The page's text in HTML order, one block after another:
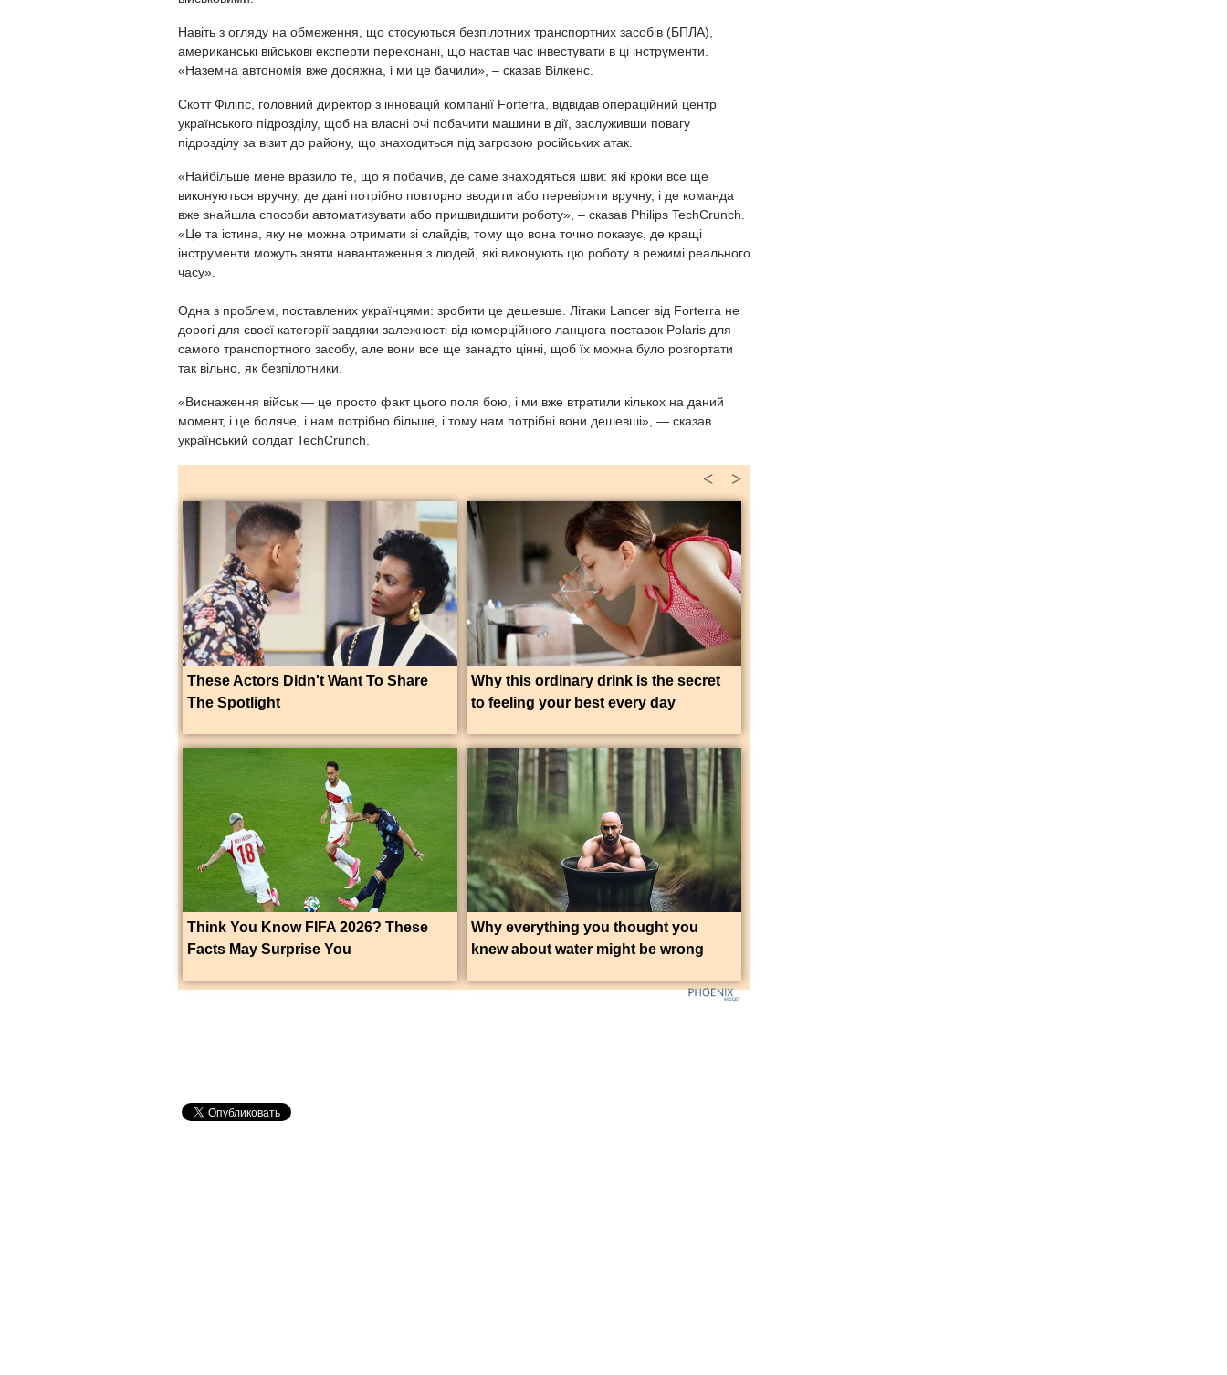
Навіть з огляду на обмеження, що стосуються безпілотних транспортних засобів (БПЛА),
американські військові експерти переконані, що настав час інвестувати в ці інструменти.
«Наземна автономія вже досяжна, і ми це бачили», – сказав Вілкенс.
Скотт Філіпс, головний директор з інновацій компанії Forterra, відвідав операційний центр
українського підрозділу, щоб на власні очі побачити машини в дії, заслуживши повагу
підрозділу за візит до району, що знаходиться під загрозою російських атак.
«Найбільше мене вразило те, що я побачив, де саме знаходяться шви: які кроки все ще
виконуються вручну, де дані потрібно повторно вводити або перевіряти вручну, і де команда
вже знайшла способи автоматизувати або пришвидшити роботу», – сказав Philips TechCrunch.
«Це та істина, яку не можна отримати зі слайдів, тому що вона точно показує, де кращі
інструменти можуть зняти навантаження з людей, які виконують цю роботу в режимі реального
часу».
Одна з проблем, поставлених українцями: зробити це дешевше. Літаки Lancer від Forterra не
дорогі для своєї категорії завдяки залежності від комерційного ланцюга поставок Polaris для
самого транспортного засобу, але вони все ще занадто цінні, щоб їх можна було розгортати
так вільно, як безпілотники.
«Виснаження військ — це просто факт цього поля бою, і ми вже втратили кількох на даний
момент, і це боляче, і нам потрібно більше, і тому нам потрібні вони дешевші», — сказав
український солдат TechCrunch.
>
<
These Actors Didn't Want To Share
The Spotlight
Why this ordinary drink is the secret
to feeling your best every day
Think You Know FIFA 2026? These
Facts May Surprise You
Why everything you thought you
knew about water might be wrong